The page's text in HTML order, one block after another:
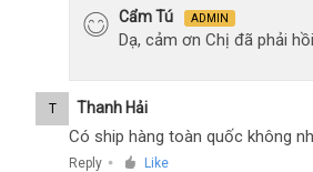
Cẩm Tú ADMIN
Dạ, cảm ơn Chị đã phải
T Thanh Hải
Có ship hàng toàn quốc không
Reply ● Like